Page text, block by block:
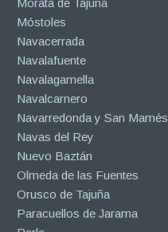
Móstoles
Navacerrada
Navalafuente
Navalagamella
Navalcarnero
Navarredonda y San Mamés
Navas del Rey
Nuevo Baztán
Olmeda de las Fuentes
Orusco de Tajuña
Paracuellos de Jarama